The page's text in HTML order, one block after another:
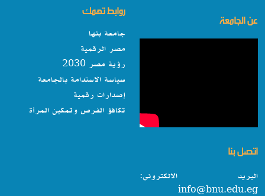
عن الجامعة
روابط تهمك
جامعة بنها
مصر الرقمية
رؤية مصر 2030
سياسة الاستدامة بالجامعة
إصدارات رقمية
تكافؤ الفرص وتمكين المرأة
اتصل بنا
البريد الالكتروني:
info@bnu.edu.eg